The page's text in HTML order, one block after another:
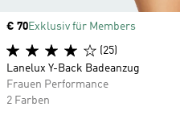
Price
€ 70Exklusiv für Members
(25)
Lanelux Y-Back Badeanzug
Frauen Performance
2 Farben